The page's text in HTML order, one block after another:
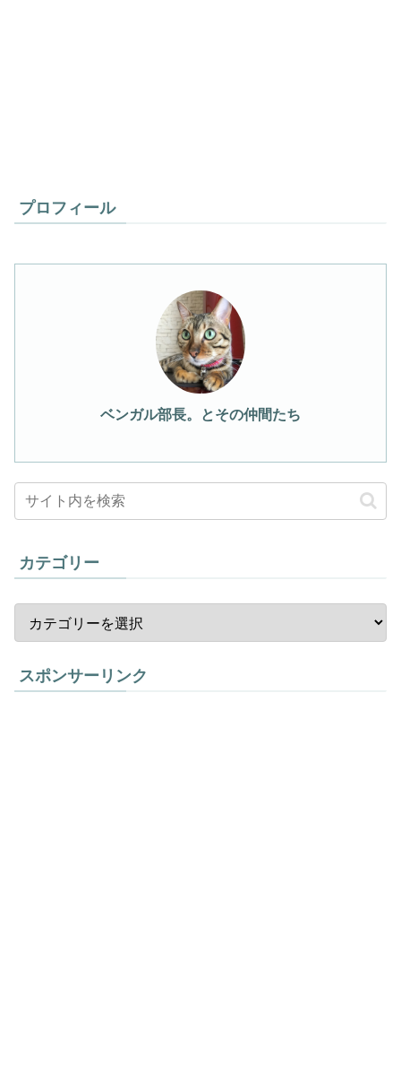
プロフィール
ベンガル部長。とその仲間たち
カテゴリー
スポンサーリンク